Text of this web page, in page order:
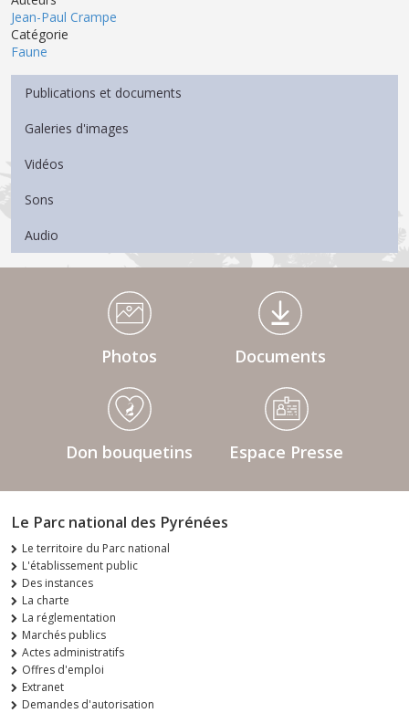
Jean-Paul Crampe
Catégorie
Faune
Menu Médiathèque
Publications et documents
Galeries d'images
Vidéos
Sons
Audio
Médiathèque Footer
Photos Documents
Don bouquetins Espace Presse
Le Parc national des Pyrénées
Le territoire du Parc national
L'établissement public
Des instances
La charte
La réglementation
Marchés publics
Actes administratifs
Offres d'emploi
Extranet
Demandes d'autorisation